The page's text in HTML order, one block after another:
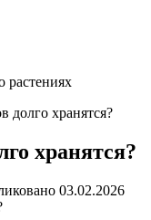
растениях
долго хранятся?
хранятся?
03.02.2026